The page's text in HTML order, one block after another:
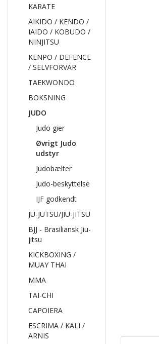
KARATE
AIKIDO / KENDO /
IAIDO / KOBUDO /
NINJITSU
KENPO / DEFENCE
/ SELVFORVAR
TAEKWONDO
BOKSNING
JUDO
Judo gier
Øvrigt Judo
udstyr
Judobælter
Judo-beskyttelse
IJF godkendt
JU-JUTSU/JIU-JITSU
BJJ - Brasiliansk Jiu-
jitsu
KICKBOXING /
MUAY THAI
MMA
TAI-CHI
CAPOIERA
ESCRIMA / KALI /
ARNIS